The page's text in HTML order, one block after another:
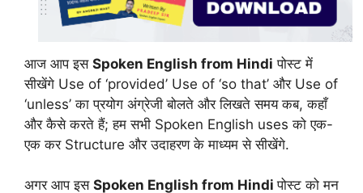
आज आप इस Spoken English from Hindi पोस्ट में
सीखेंगे Use of ‘provided’ Use of ‘so that’ और Use of
‘unless’ का प्रयोग अंग्रेजी बोलते और लिखते समय कब, कहाँ
और कैसे करते हैं; हम सभी Spoken English uses को एक-
एक कर Structure और उदाहरण के माध्यम से सीखेंगे.
अगर आप इस Spoken English from Hindiपोस्ट को मन